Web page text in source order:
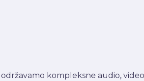
kompleksne audio,